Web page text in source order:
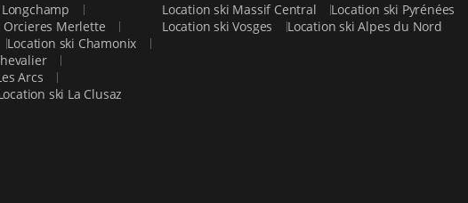
Orcieres Merlette
Location ski Chamonix
Arcs
ski La Clusaz
Location ski Massif Central Location ski Pyrénées
Location ski Vosges
Location ski Alpes du Nord